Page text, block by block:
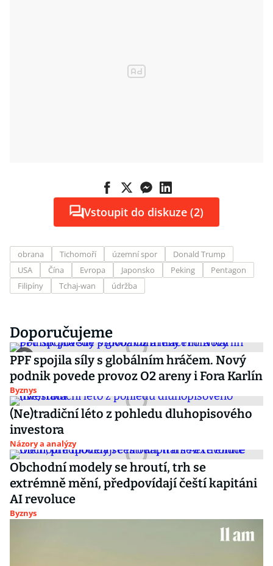
Vstoupit do diskuze (2)
obrana Tichomoří územní spor
Donald Trump
USA
Čína Evropa Japonsko Peking
Pentagon
Filipíny
Tchaj-wan údržba
Doporučujeme
PPF spojila síly s globálním hráčem. Nový
podnik povede provoz O2 areny i Fora Karlín
Byznys
(Ne)tradiční léto z pohledu dluhopisového
investora
Názory a analýzy
Obchodní modely se hroutí, trh se
extrémně mění, předpovídají čeští kapitáni
AI revoluce
Byznys